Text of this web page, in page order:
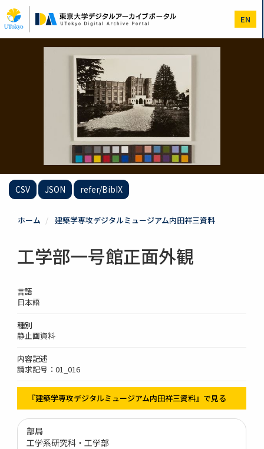
イ
ン
コ
EN
CSV JSON refer/BibIX
ホーム 建築学専攻デジタルミュージアム内田祥三資料
工学部一号館正面外観
言語
日本語
種別
静止画資料
内容記述
請求記号：01_016
『建築学専攻デジタルミュージアム内田祥三資料』で見る
部局
工学系研究科・工学部